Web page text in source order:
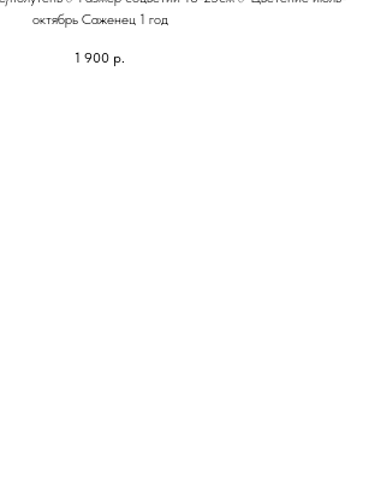
октябрь Саженец 1 год
1 900 р.